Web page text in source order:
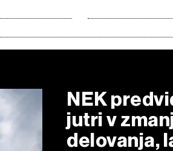
NEK
jutri v
delovanja,